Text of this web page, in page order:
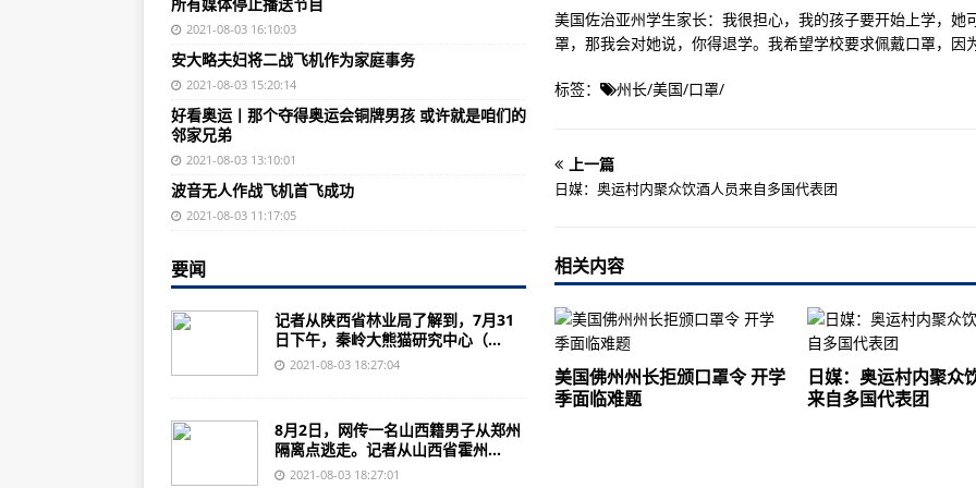
解放军战机模拟台风实战展现全天候战备
阿特沃特航空博物馆的SR-71黑鸟及更多
每个人都应该看的空军电影
军用直升机在卡图亚的兰吉特萨加尔大坝附近坠毁 救援行动继续进行
【崇德向善 见贤思齐 德耀中华】王雪：发展药材种植 带动农民致富
【崇德向善 见贤思齐 德耀中华】崔崑：捐款千万助学
【崇德向善 见贤思齐 德耀中华】万其珍：一句承诺 百年坚守
【崇德向善 见贤思齐 德耀中华】王富国：“战斗英雄”的为民情怀
实时软件提高了对任务和生命至关重要的可信度
美国佐治亚州学生家长：我很担心，我的孩子要开始上学，
罩，那我会对她说，你得退学。我希望学校要求佩戴口罩，因
标签： 州长/美国/口罩/
上一篇
日媒：奥运村内聚众饮酒人员来自多国代表团
相关内容
美国佛州州长拒颁口罩令 开学
季面临难题
日媒：奥运村内聚众
来自多国代表团
2021-08-03 16:10:03
安大略夫妇将二战飞机作为家庭事务
2021-08-03 15:20:14
好看奥运丨那个夺得奥运会铜牌男孩 或许就是咱们的
邻家兄弟
2021-08-03 13:10:01
波音无人作战飞机首飞成功
2021-08-03 11:17:05
要闻
记者从陕西省林业局了解到，7月31
日下午，秦岭大熊猫研究中心（...
2021-08-03 18:27:04
8月2日，网传一名山西籍男子从郑州
隔离点逃走。记者从山西省霍州...
2021-08-03 18:27:01